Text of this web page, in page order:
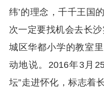
纬’的理念，千千王国
次一定要找机会去长
城区华都小学的教室
动地说。2016年3月
坛”走进怀化，标志着